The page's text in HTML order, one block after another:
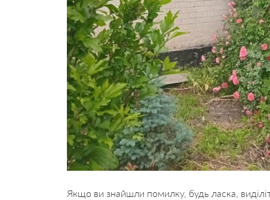
Якщо ви знайшли помилку, будь ласка,